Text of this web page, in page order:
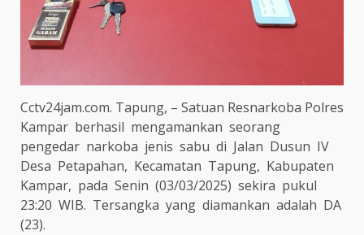
Cctv24jam.com. Tapung, – Satuan Resnarkoba Polres
Kampar berhasil mengamankan seorang
pengedar narkoba jenis sabu di Jalan Dusun IV
Desa Petapahan, Kecamatan Tapung, Kabupaten
Kampar, pada Senin (03/03/2025) sekira pukul
23:20 WIB. Tersangka yang diamankan adalah DA
(23).